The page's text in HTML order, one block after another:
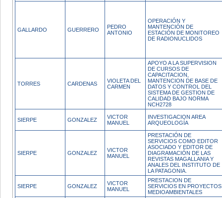
GALLARDO GUERRERO
PEDRO
ANTONIO
OPERACIÓN Y
MANTENCIÓN DE
ESTACIÓN DE MONITOREO
DE RADIONUCLIDOS
TORRES CARDENAS
VIOLETA DEL
CARMEN
APOYO A LA SUPERVISION
DE CURSOS DE
CAPACITACION,
MANTENCION DE BASE DE
DATOS Y CONTROL DEL
SISTEMA DE GESTION DE
CALIDAD BAJO NORMA
NCH2728
SIERPE GONZALEZ
VICTOR
MANUEL
INVESTIGACION AREA
ARQUEOLOGÍA
SIERPE GONZALEZ
VICTOR
MANUEL
PRESTACIÓN DE
SERVICIOS COMO EDITOR
ASOCIADO Y EDITOR DE
DIAGRAMACIÓN DE LAS
REVISTAS MAGALLANIA Y
ANALES DEL INSTITUTO DE
LA PATAGONIA.
SIERPE GONZALEZ
VICTOR
MANUEL
PRESTACION DE
SERVICIOS EN PROYECTOS
MEDIOAMBIENTALES